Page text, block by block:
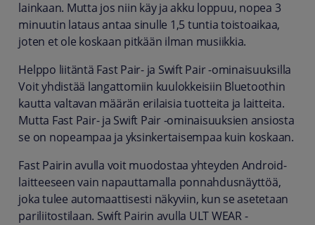
lainkaan. Mutta jos niin käy ja akku loppuu, nopea 3
minuutin lataus antaa sinulle 1,5 tuntia toistoaikaa,
joten et ole koskaan pitkään ilman musiikkia.
Helppo liitäntä Fast Pair- ja Swift Pair -ominaisuuksilla
Voit yhdistää langattomiin kuulokkeisiin Bluetoothin
kautta valtavan määrän erilaisia tuotteita ja laitteita.
Mutta Fast Pair- ja Swift Pair -ominaisuuksien ansiosta
se on nopeampaa ja yksinkertaisempaa kuin koskaan.
Fast Pairin avulla voit muodostaa yhteyden Android-
laitteeseen vain napauttamalla ponnahdusnäyttöä,
joka tulee automaattisesti näkyviin, kun se asetetaan
pariliitostilaan. Swift Pairin avulla ULT WEAR -